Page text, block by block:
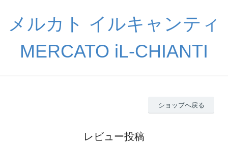
メルカト イルキャンティ
MERCATO iL-CHIANTI
ショップへ戻る
レビュー投稿